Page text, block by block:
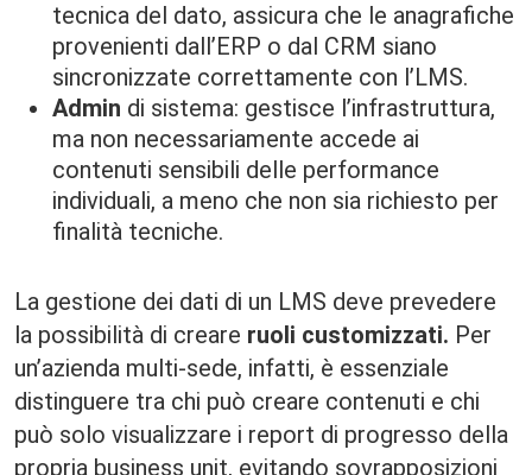
tecnica del dato, assicura che le anagrafiche
provenienti dall’ERP o dal CRM siano
sincronizzate correttamente con l’LMS.
Admin di sistema: gestisce l’infrastruttura,
ma non necessariamente accede ai
contenuti sensibili delle performance
individuali, a meno che non sia richiesto per
finalità tecniche.
La gestione dei dati di un LMS deve prevedere
la possibilità di creare ruoli customizzati. Per
un’azienda multi-sede, infatti, è essenziale
distinguere tra chi può creare contenuti e chi
può solo visualizzare i report di progresso della
propria business unit, evitando sovrapposizioni